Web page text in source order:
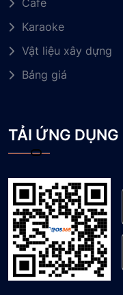
Cafe
Karaoke
Vật liệu xây dựng
Bảng giá
TẢI ỨNG DỤNG